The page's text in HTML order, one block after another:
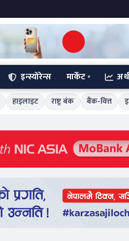
इन्स्योरेन्स मार्केट
हाइलाइट राष्ट्र बंक बैंक-वित्त